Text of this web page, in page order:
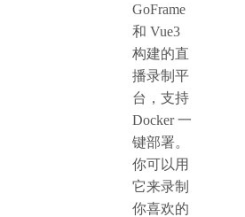
GoFrame
和 Vue3
构建的直
播录制平
台，支持
Docker 一
键部署。
你可以用
它来录制
你喜欢的